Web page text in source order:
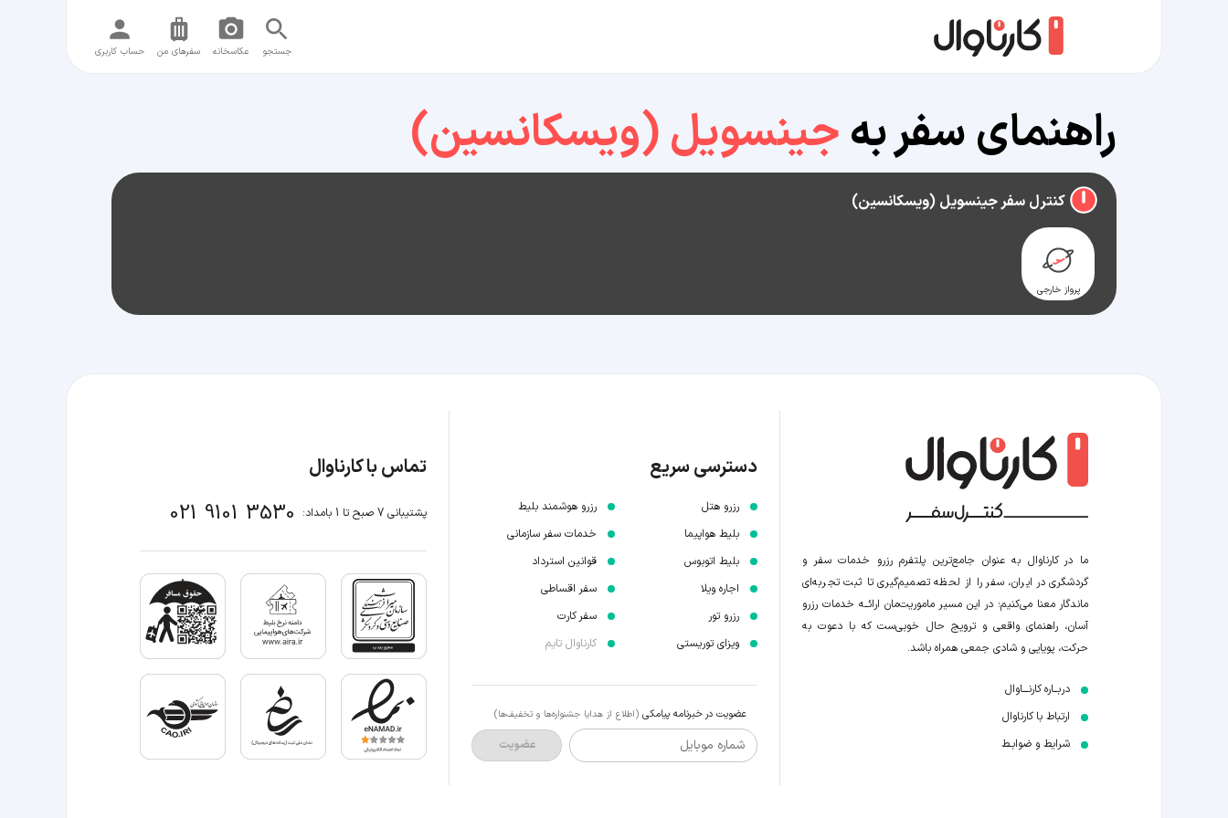
جستجو عکاسخانه سفر‌های من حساب کاربری
راهنمای سفر بهجینسویل (ویسکانسین)
کنترل سفر جینسویل (ویسکانسین)
پرواز خارجی
ما در کارناوال به عنوان جامع‌ترین پلتفرم رزرو خدمات سفر و
گردشگری در ایران، سفر را از لحظه‌ تصمیم‌گیری تا ثبت تجربه‌ای
ماندگار معنا می‌کنیم؛ در این مسیر‍ ماموریت‌مان اراﺋــﻪ خدمات رزرو
آسان، راهنمای واقعی و ترویج حال خوبی‌ست که با دعوت به
حرکت، پویایی و شادی جمعی همراه باشد.
دربــاره کارنـــاوال
ارتباط با کارناوال
شرایط و ضوابـط
دسترسی سریع
رزرو هتل
بلیط هواپیما
بلیط اتوبوس
اجاره ویلا
رزرو تور
ویزای توریستی
رزرو هوشمند بلیط
خدمات سفر سازمانی
قوانین استرداد
سفر اقساطی
سفر کارت
کارناوال تایم
عضویت در خبرنامه پیامکی (اطلاع از هدایا جشنواره‌ها و تخفیف‌ها)
شماره موبایل عضویت
تماس با کارناوال
پشتیبانی 7 صبح تا 1 بامداد: 021 9101 3530